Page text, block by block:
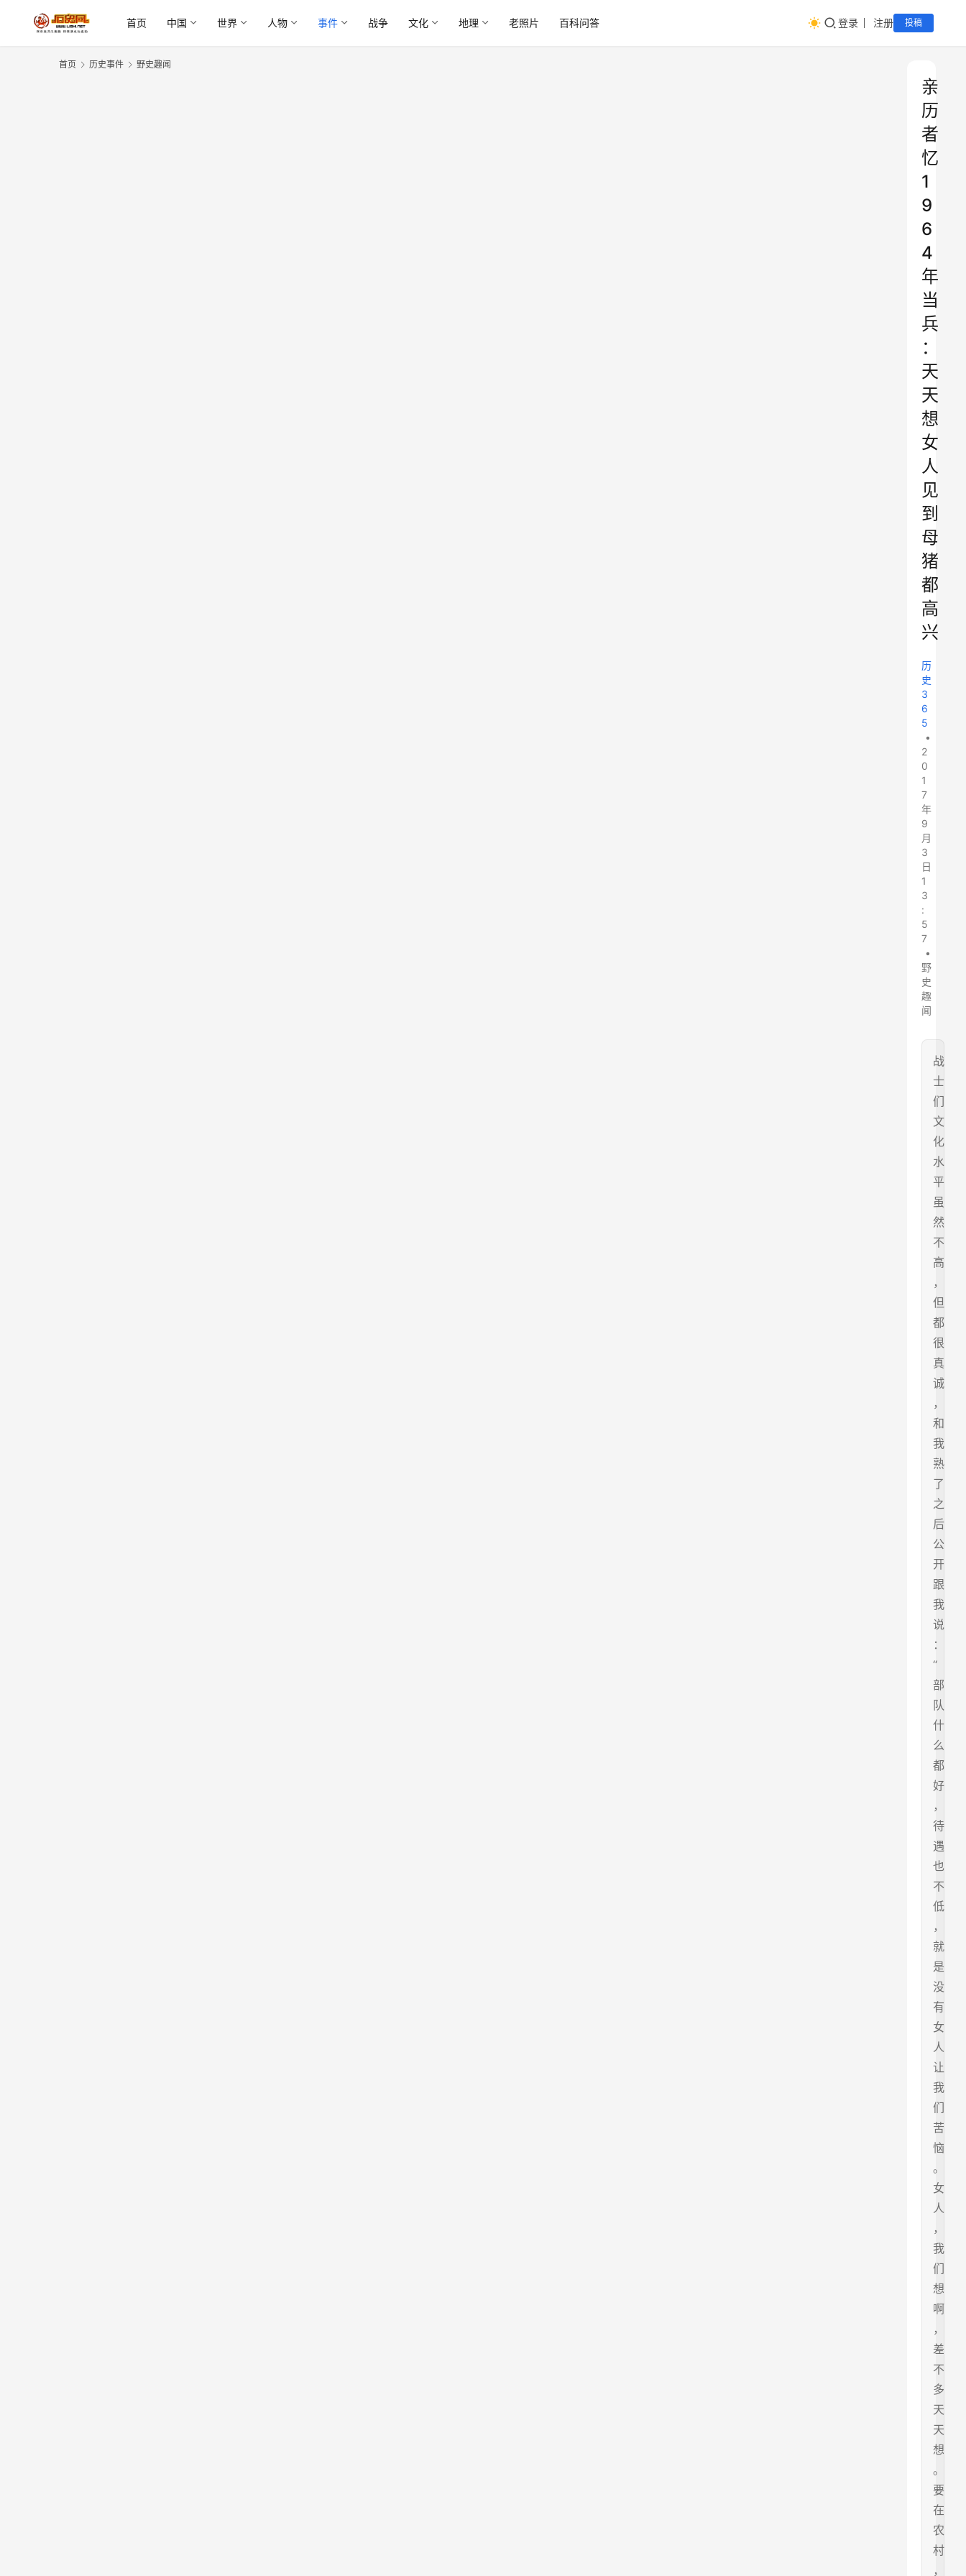
首页 中国 世界 人物 事件 战争 文化 地理 老照片 百科问答 登录 注册 投稿
首页 历史事件 野史趣闻
亲
历
者
忆
1
9
6
4
年
当
兵
：
天
天
想
女
人
见
到
母
猪
都
高
兴
历
史
3
6
5
•
2
0
1
7
年
9
月
3
日
1
3
:
5
7
•
野
史
趣
闻
战
士
们
文
化
水
平
虽
然
不
高
，
但
都
很
真
诚
，
和
我
熟
了
之
后
公
开
跟
我
说
：
“
部
队
什
么
都
好
，
待
遇
也
不
低
，
就
是
没
有
女
人
让
我
们
苦
恼
。
女
人
，
我
们
想
啊
，
差
不
多
天
天
想
。
要
在
农
村
，